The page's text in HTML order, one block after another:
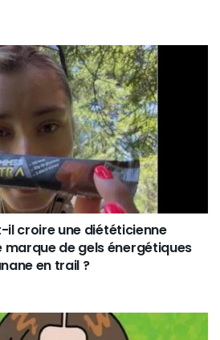
il croire une diététicienne
marque de gels énergétiques
en trail ?